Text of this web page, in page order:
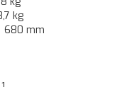
kg
680 mm